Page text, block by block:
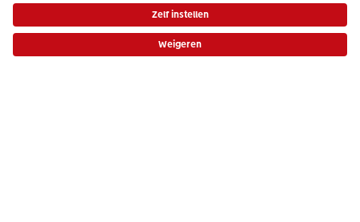
Large
Staand
ca. 21x28 cm
vanaf€ 20,95*
Large
Liggend
vanaf€ 28,95*
* Tenzij anders vermeld, zijn alle vermelde prijzen inclusief btw en exclusief